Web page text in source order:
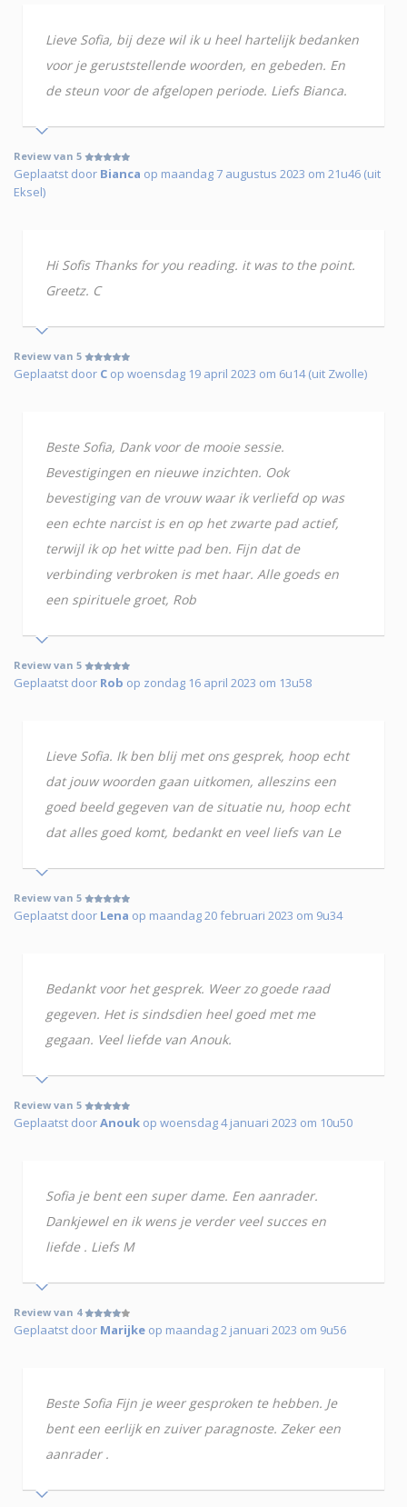
Lieve Sofia, bij deze wil ik u heel hartelijk bedanken
voor je geruststellende woorden, en gebeden. En
de steun voor de afgelopen periode. Liefs Bianca.
Review van 5
Geplaatst door Bianca op maandag 7 augustus 2023 om 21u46 (uit
Eksel)
Hi Sofis Thanks for you reading. it was to the point.
Greetz. C
Review van 5
Geplaatst door C op woensdag 19 april 2023 om 6u14 (uit Zwolle)
Beste Sofia, Dank voor de mooie sessie.
Bevestigingen en nieuwe inzichten. Ook
bevestiging van de vrouw waar ik verliefd op was
een echte narcist is en op het zwarte pad actief,
terwijl ik op het witte pad ben. Fijn dat de
verbinding verbroken is met haar. Alle goeds en
een spirituele groet, Rob
Review van 5
Geplaatst door Rob op zondag 16 april 2023 om 13u58
Lieve Sofia. Ik ben blij met ons gesprek, hoop echt
dat jouw woorden gaan uitkomen, alleszins een
goed beeld gegeven van de situatie nu, hoop echt
dat alles goed komt, bedankt en veel liefs van Le
Review van 5
Geplaatst door Lena op maandag 20 februari 2023 om 9u34
Bedankt voor het gesprek. Weer zo goede raad
gegeven. Het is sindsdien heel goed met me
gegaan. Veel liefde van Anouk.
Review van 5
Geplaatst doorAnouk op woensdag 4 januari 2023 om 10u50
Sofia je bent een super dame. Een aanrader.
Dankjewel en ik wens je verder veel succes en
liefde . Liefs M
Review van 4
Geplaatst door Marijke op maandag 2 januari 2023 om 9u56
Beste Sofia Fijn je weer gesproken te hebben. Je
bent een eerlijk en zuiver paragnoste. Zeker een
aanrader .